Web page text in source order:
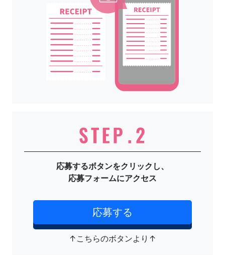
応募するボタンをクリックし、
応募フォームにアクセス
応募する
↑こちらのボタンより↑